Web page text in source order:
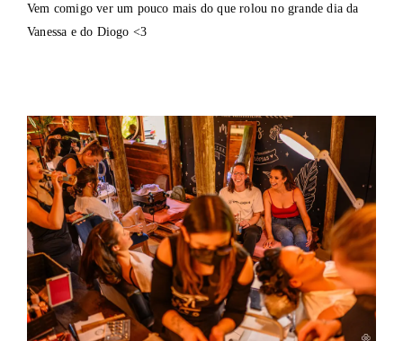
Vem comigo ver um pouco mais do que rolou no grande dia da
Vanessa e do Diogo <3